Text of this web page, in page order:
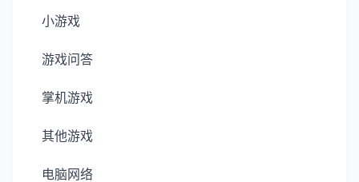
小游戏
游戏问答
掌机游戏
其他游戏
电脑网络